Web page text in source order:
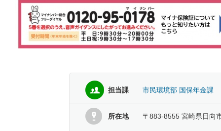
担当課 市民環境部 国保年金課
所在地 〒883-8555 宮崎県日向